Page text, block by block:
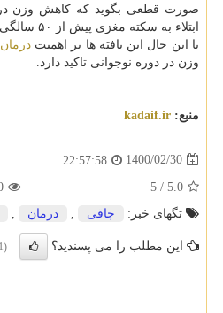
ابتلاء به سکته مغزی پیش از ۵۰ سالگی را می کاهد.
با این حال این یافته ها بر اهمیتدرمان
وزن در دوره نوجوانی تاکید دارد.
منبع: kadaif.ir
1400/02/30
22:57:58
5.0
/
5
تگهای خبر:
چاقی درمان
این مطلب را می پسندید؟ (1)